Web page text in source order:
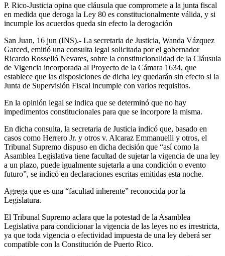
P. Rico-Justicia opina que cláusula que compromete a la junta fiscal
en medida que deroga la Ley 80 es constitucionalmente válida, y si
incumple los acuerdos queda sin efecto la derogación
San Juan, 16 jun (INS).- La secretaria de Justicia, Wanda Vázquez
Garced, emitió una consulta legal solicitada por el gobernador
Ricardo Rosselló Nevares, sobre la constitucionalidad de la Cláusula
de Vigencia incorporada al Proyecto de la Cámara 1634, que
establece que las disposiciones de dicha ley quedarán sin efecto si la
Junta de Supervisión Fiscal incumple con varios requisitos.
En la opinión legal se indica que se determinó que no hay
impedimentos constitucionales para que se incorpore la misma.
En dicha consulta, la secretaria de Justicia indicó que, basado en
casos como Herrero Jr. y otros v. Alcaraz Emmanuelli y otros, el
Tribunal Supremo dispuso en dicha decisión que “así como la
Asamblea Legislativa tiene facultad de sujetar la vigencia de una ley
a un plazo, puede igualmente sujetarla a una condición o evento
futuro”, se indicó en declaraciones escritas emitidas esta noche.
Agrega que es una “facultad inherente” reconocida por la
Legislatura.
El Tribunal Supremo aclara que la potestad de la Asamblea
Legislativa para condicionar la vigencia de las leyes no es irrestricta,
ya que toda vigencia o efectividad impuesta de una ley deberá ser
compatible con la Constitución de Puerto Rico.